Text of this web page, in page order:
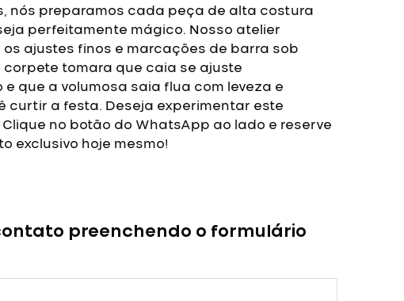
nós preparamos cada peça de alta costura
perfeitamente mágico. Nosso atelier
ajustes finos e marcações de barra sob
tomara que caia se ajuste
que a volumosa saia flua com leveza e
curtir a festa. Deseja experimentar este
no botão do WhatsApp ao lado e reserve
exclusivo hoje mesmo!
preenchendo o formulário